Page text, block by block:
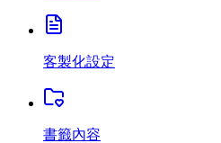
客製化設定
書籤內容